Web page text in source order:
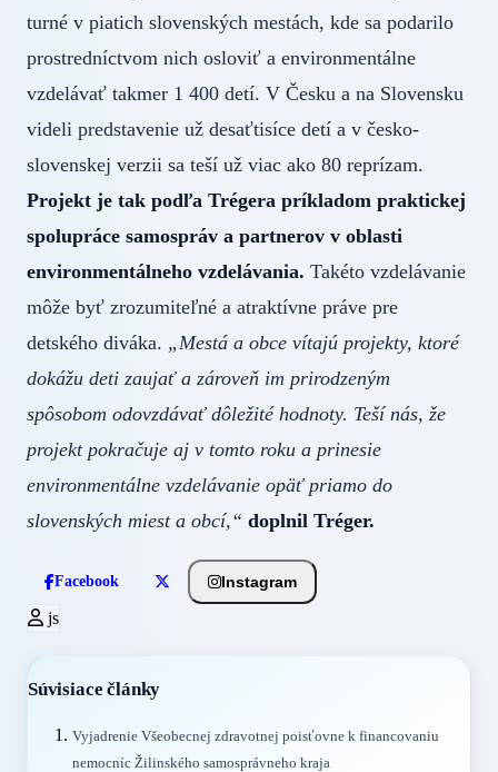
turné v piatich slovenských mestách, kde sa podarilo
prostredníctvom nich osloviť a environmentálne
vzdelávať takmer 1 400 detí. V Česku a na Slovensku
videli predstavenie už desaťtisíce detí a v česko-
slovenskej verzii sa teší už viac ako 80 reprízam.
Projekt je tak podľa Trégera príkladom praktickej
spolupráce samospráv a partnerov v oblasti
environmentálneho vzdelávania. Takéto vzdelávanie
môže byť zrozumiteľné a atraktívne práve pre
detského diváka. „Mestá a obce vítajú projekty, ktoré
dokážu deti zaujať a zároveň im prirodzeným
spôsobom odovzdávať dôležité hodnoty. Teší nás, že
projekt pokračuje aj v tomto roku a prinesie
environmentálne vzdelávanie opäť priamo do
slovenských miest a obcí,“ doplnil Tréger.
Facebook Instagram
js
Súvisiace články
Vyjadrenie Všeobecnej zdravotnej poisťovne k financovaniu
nemocníc Žilinského samosprávneho kraja